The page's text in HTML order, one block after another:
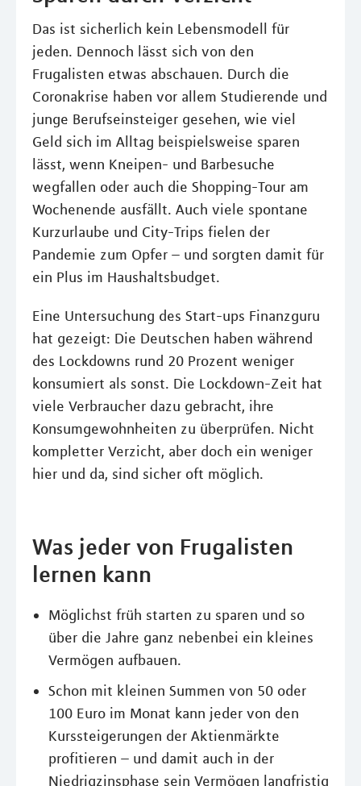
Das ist sicherlich kein Lebensmodell für
jeden. Dennoch lässt sich von den
Frugalisten etwas abschauen. Durch die
Coronakrise haben vor allem Studierende und
junge Berufseinsteiger gesehen, wie viel
Geld sich im Alltag beispielsweise sparen
lässt, wenn Kneipen- und Barbesuche
wegfallen oder auch die Shopping-Tour am
Wochenende ausfällt. Auch viele spontane
Kurzurlaube und City-Trips fielen der
Pandemie zum Opfer – und sorgten damit für
ein Plus im Haushaltsbudget.
Eine Untersuchung des Start-ups Finanzguru
hat gezeigt: Die Deutschen haben während
des Lockdowns rund 20 Prozent weniger
konsumiert als sonst. Die Lockdown-Zeit hat
viele Verbraucher dazu gebracht, ihre
Konsumgewohnheiten zu überprüfen. Nicht
kompletter Verzicht, aber doch ein weniger
hier und da, sind sicher oft möglich.
Was jeder von Frugalisten
lernen kann
Möglichst früh starten zu sparen und so
über die Jahre ganz nebenbei ein kleines
Vermögen aufbauen.
Schon mit kleinen Summen von 50 oder
100 Euro im Monat kann jeder von den
Kurssteigerungen der Aktienmärkte
profitieren – und damit auch in der
Niedrigzinsphase sein Vermögen langfristig